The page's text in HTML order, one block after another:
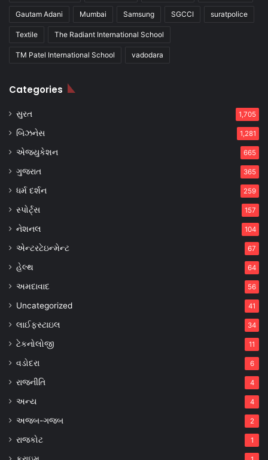
Gautam Adani Mumbai Samsung SGCCI suratpolice
Textile The Radiant International School
TM Patel International School vadodara
Categories
સુરત 1,705
બિઝનેસ 1,281
એજ્યુકેશન 665
ગુજરાત 365
ધર્મ દર્શન 259
સ્પોર્ટ્સ 157
નેશનલ 104
એન્ટરટેઇન્મેન્ટ 67
હેલ્થ 64
અમદાવાદ 56
Uncategorized 41
લાઈફસ્ટાઇલ 34
ટેકનોલોજી 11
વડોદરા 6
રાજનીતિ 4
અન્ય 4
અજબ-ગજબ 2
રાજકોટ 1